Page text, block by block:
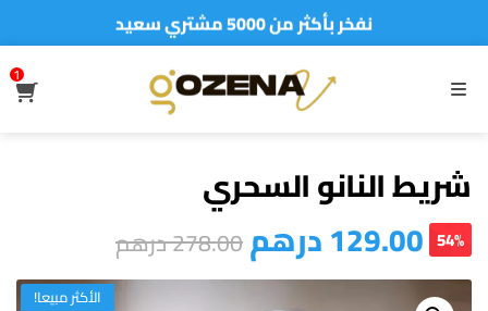
نفخر بأكثر من 5000 مشتري سعيد
MENU
1
شريط النانو السحري
129.00درهم278.00درهم 54%
الأكثر مبيعا!